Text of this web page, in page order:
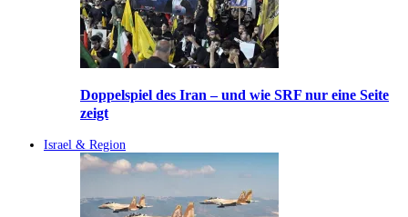
Doppelspiel des Iran – und wie SRF nur eine Seite
zeigt
Israel & Region